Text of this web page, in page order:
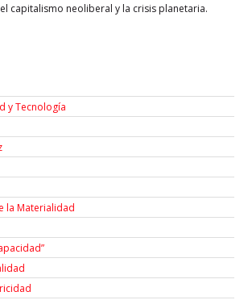
capitalismo neoliberal y la crisis planetaria.
y Tecnología
la Materialidad